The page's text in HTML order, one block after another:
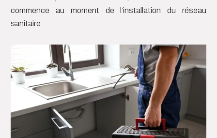
commence au moment de l’installation du réseau
sanitaire.